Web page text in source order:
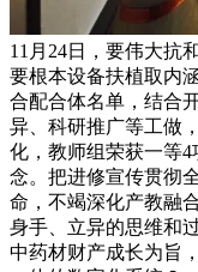
11月24日，要伟大抗
要根本设备扶植取内
合配合体名单，结合
异、科研推广等工做
化，教师组荣获一等
念。把进修宣传贯彻
命，不竭深化产教融
身手、立异的思维和
中药材财产成长为旨